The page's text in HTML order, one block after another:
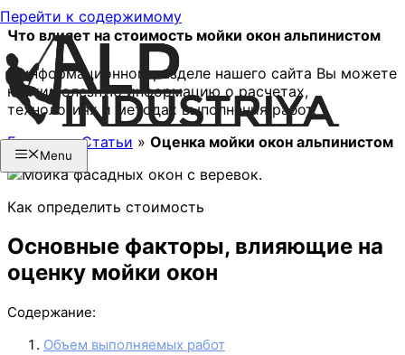
Перейти к содержимому
Menu
Что влияет на стоимость мойки окон альпинистом
В информационном разделе нашего сайта Вы можете
найти полезную информацию о расчетах,
технологиях и методах выполнения работ.
Главная»Статьи » Оценка мойки окон альпинистом
Как определить стоимость
Основные факторы, влияющие на
оценку мойки окон
Содержание:
Объем выполняемых работ